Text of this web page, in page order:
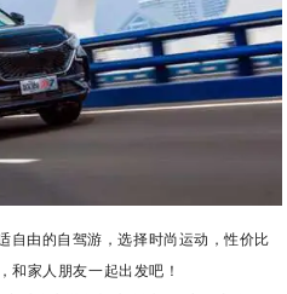
自由的自驾游，选择时尚运动，性价比
和家人朋友一起出发吧！